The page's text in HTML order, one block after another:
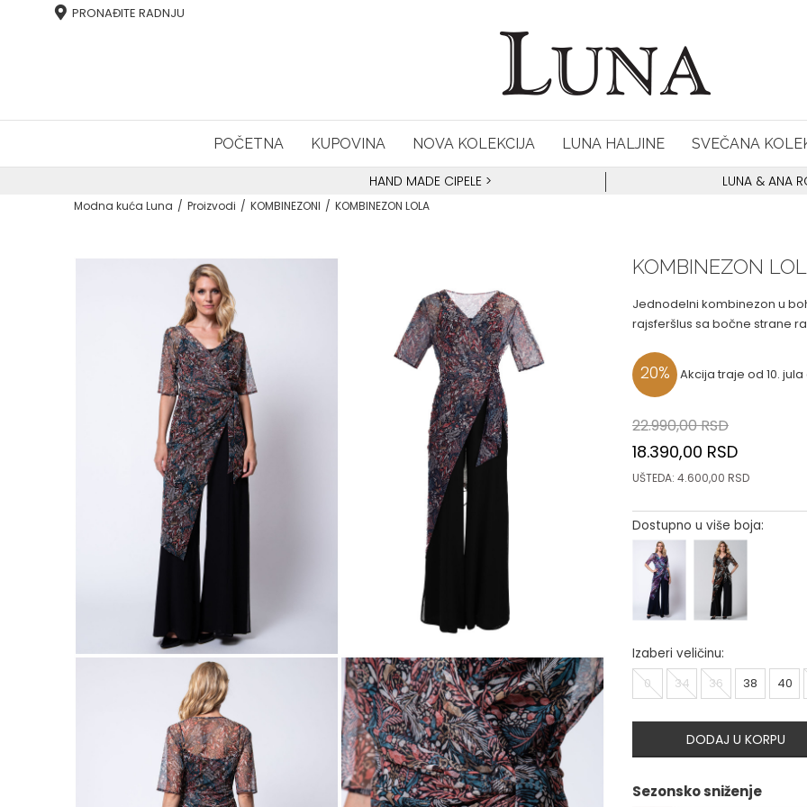
PRONAĐITE RADNJU
POČETNA KUPOVINA NOVA KOLEKCIJA LUNA HALJINE SVEČANA
HAND MADE CIPELE > LUNA & ANA
Modna kuća Luna Proizvodi KOMBINEZONI KOMBINEZON LOLA
KOMBINEZON
Jednodelni kombinezon u
rajsferšlus sa bočne strane
20% Akcija traje od 10.
22.990,00RSD
18.390,00 RSD
UŠTEDA: 4.600,00 RSD
Dostupno u više boja:
Izaberi veličinu:
0
34 36 38 40
DODAJ U KORPU
Sezonsko sniženje